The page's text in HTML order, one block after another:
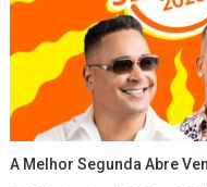
A Melhor Segunda Abre